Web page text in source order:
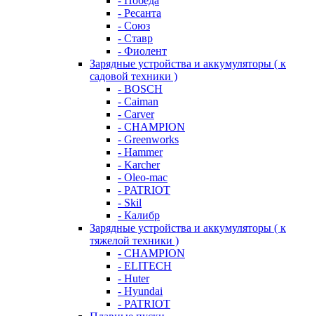
- Ресанта
- Союз
- Ставр
- Фиолент
Зарядные устройства и аккумуляторы ( к
садовой техники )
- BOSCH
- Caiman
- Carver
- CHAMPION
- Greenworks
- Hammer
- Karcher
- Oleo-mac
- PATRIOT
- Skil
- Калибр
Зарядные устройства и аккумуляторы ( к
тяжелой техники )
- CHAMPION
- ELITECH
- Huter
- Hyundai
- PATRIOT